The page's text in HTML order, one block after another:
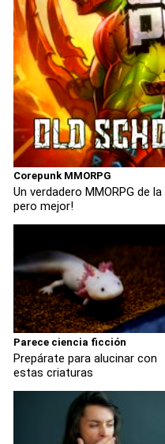
Corepunk MMORPG
Un verdadero MMORPG de
pero mejor!
Parece ciencia ficción
Prepárate para alucinar con
estas criaturas